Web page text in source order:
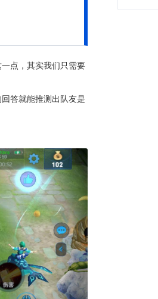
点，其实我们只需要
答就能推测出队友是